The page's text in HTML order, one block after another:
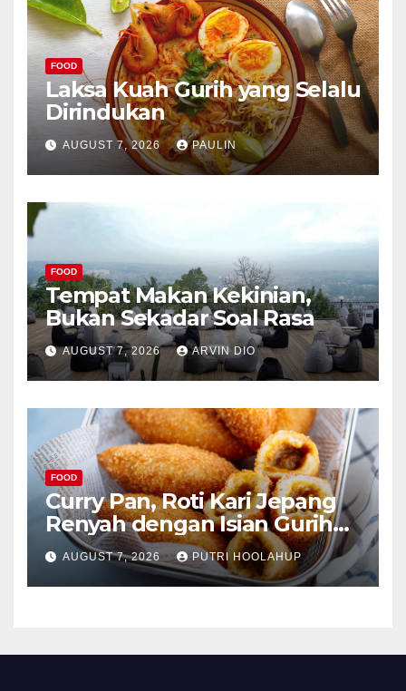
FOOD
Laksa Kuah Gurih yang Selalu
Dirindukan
AUGUST 7, 2026 PAULIN
FOOD
Tempat Makan Kekinian,
Bukan Sekadar Soal Rasa
AUGUST 7, 2026 ARVIN DIO
FOOD
Curry Pan, Roti Kari Jepang
Renyah dengan Isian Gurih
Menggoda
AUGUST 7, 2026 PUTRI HOOLAHUP